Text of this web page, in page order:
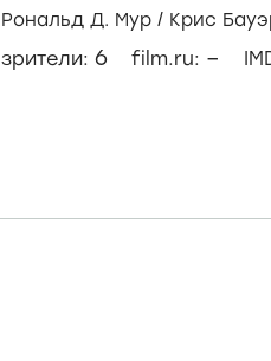
Рональд Д. Мур / Крис
зрители: 6 film.ru: –